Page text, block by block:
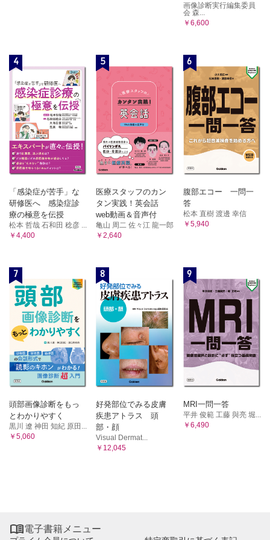
画像診断実行編集委員
会 森...
￥6,600
4
「感染症が苦手」な
研修医へ 感染症診
療の極意を伝授
松本 哲哉 石和田 稔彦 ...
￥4,400
5
医療スタッフのカン
タン実践！英会話
web動画＆音声付
亀山 周二 佐々江 龍一郎
￥2,640
6
腹部エコー 一問一
答
松本 直樹 渡邊 幸信
￥5,940
7
頭部画像診断をもっ
とわかりやすく
黒川 遼 神田 知紀 原田...
￥5,060
8
好発部位でみる皮膚
疾患アトラス 頭
部・顔
Visual Dermat...
￥12,045
9
MRI一問一答
平井 俊範 工藤 與亮 堀...
￥6,490
電子書籍メニュー